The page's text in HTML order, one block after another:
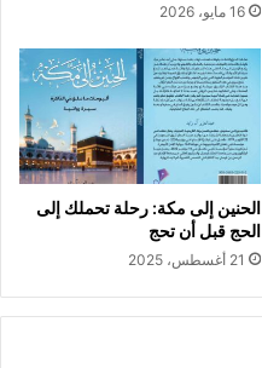
16 مايو، 2026
الحنين إلى مكة: رحلة تحملك إلى
الحج قبل أن تحج
21 أغسطس، 2025